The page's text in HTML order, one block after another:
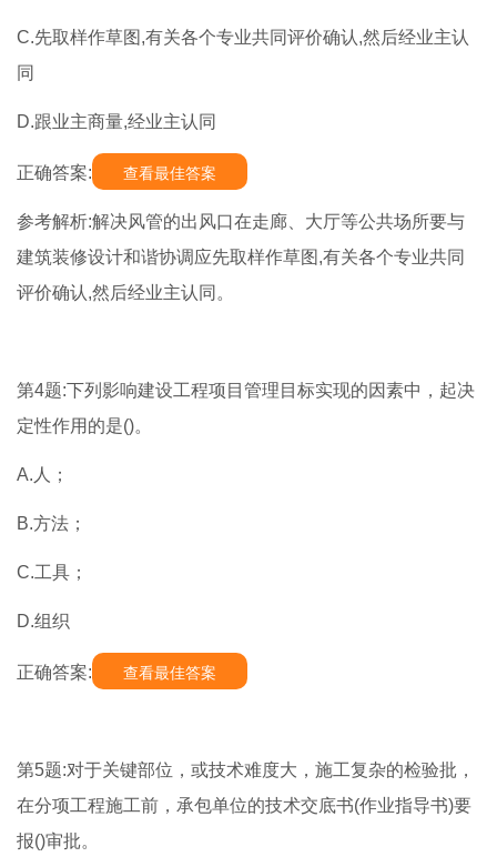
C.先取样作草图,有关各个专业共同评价确认,然后经业主认
同
D.跟业主商量,经业主认同
正确答案: 查看最佳答案
参考解析:解决风管的出风口在走廊、大厅等公共场所要与
建筑装修设计和谐协调应先取样作草图,有关各个专业共同
评价确认,然后经业主认同。
第4题:下列影响建设工程项目管理目标实现的因素中，起决
定性作用的是()。
A.人；
B.方法；
C.工具；
D.组织
正确答案: 查看最佳答案
第5题:对于关键部位，或技术难度大，施工复杂的检验批，
在分项工程施工前，承包单位的技术交底书(作业指导书)要
报()审批。